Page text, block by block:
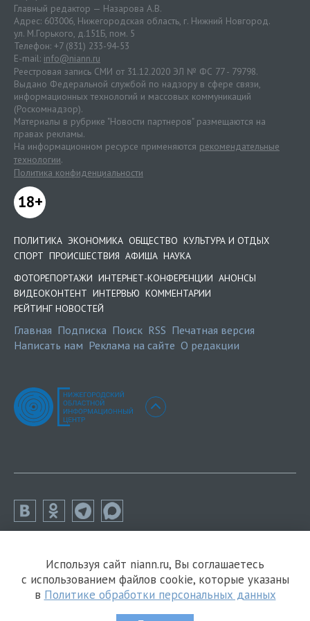
Главный редактор — Назарова А.В.
Адрес: 603006, Нижегородская область, г. Нижний Новгород.
ул. М.Горького, д.151Б, пом. 5
Телефон: +7 (831) 233-94-53
E-mail: info@niann.ru
Реестровая запись СМИ от 31.12.2020 ЭЛ № ФС 77 - 79798.
Выдано Федеральной службой по надзору в сфере связи,
информационных технологий и массовых коммуникаций
(Роскомнадзор).
Материалы в рубрике "Новости партнеров" размещаются на
правах рекламы.
На информационном ресурсе применяются рекомендательные
технологии.
Политика конфиденциальности
18+
ПОЛИТИКА ЭКОНОМИКА ОБЩЕСТВО КУЛЬТУРА И ОТДЫХ
СПОРТ ПРОИСШЕСТВИЯ АФИША НАУКА
ФОТОРЕПОРТАЖИ ИНТЕРНЕТ-КОНФЕРЕНЦИИ АНОНСЫ
ВИДЕОКОНТЕНТ ИНТЕРВЬЮ КОММЕНТАРИИ
РЕЙТИНГ НОВОСТЕЙ
Главная Подписка Поиск RSS Печатная версия
Написать нам Реклама на сайте О редакции
Используя сайт niann.ru, Вы соглашаетесь
с использованием файлов cookie, которые указаны
в Политике обработки персональных данных